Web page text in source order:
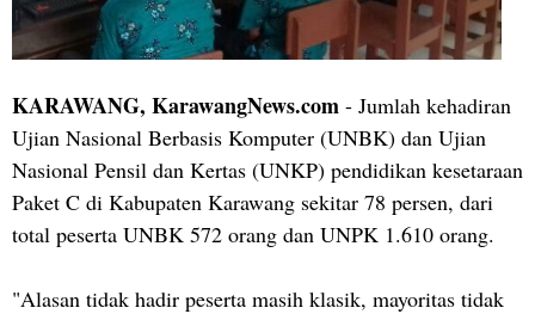
KARAWANG, KarawangNews.com - Jumlah kehadiran
Ujian Nasional Berbasis Komputer (UNBK) dan Ujian
Nasional Pensil dan Kertas (UNKP) pendidikan kesetaraan
Paket C di Kabupaten Karawang sekitar 78 persen, dari
total peserta UNBK 572 orang dan UNPK 1.610 orang.
"Alasan tidak hadir peserta masih klasik, mayoritas tidak